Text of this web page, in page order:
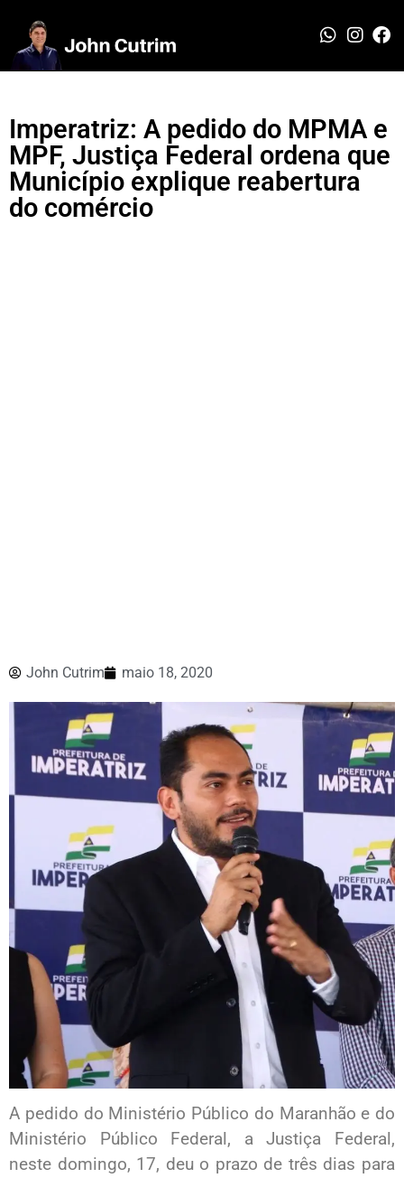
Imperatriz: A pedido do MPMA e
MPF, Justiça Federal ordena que
Município explique reabertura
do comércio
John Cutrim maio 18, 2020
A pedido do Ministério Público do Maranhão e do
Ministério Público Federal, a Justiça Federal,
neste domingo, 17, deu o prazo de três dias para